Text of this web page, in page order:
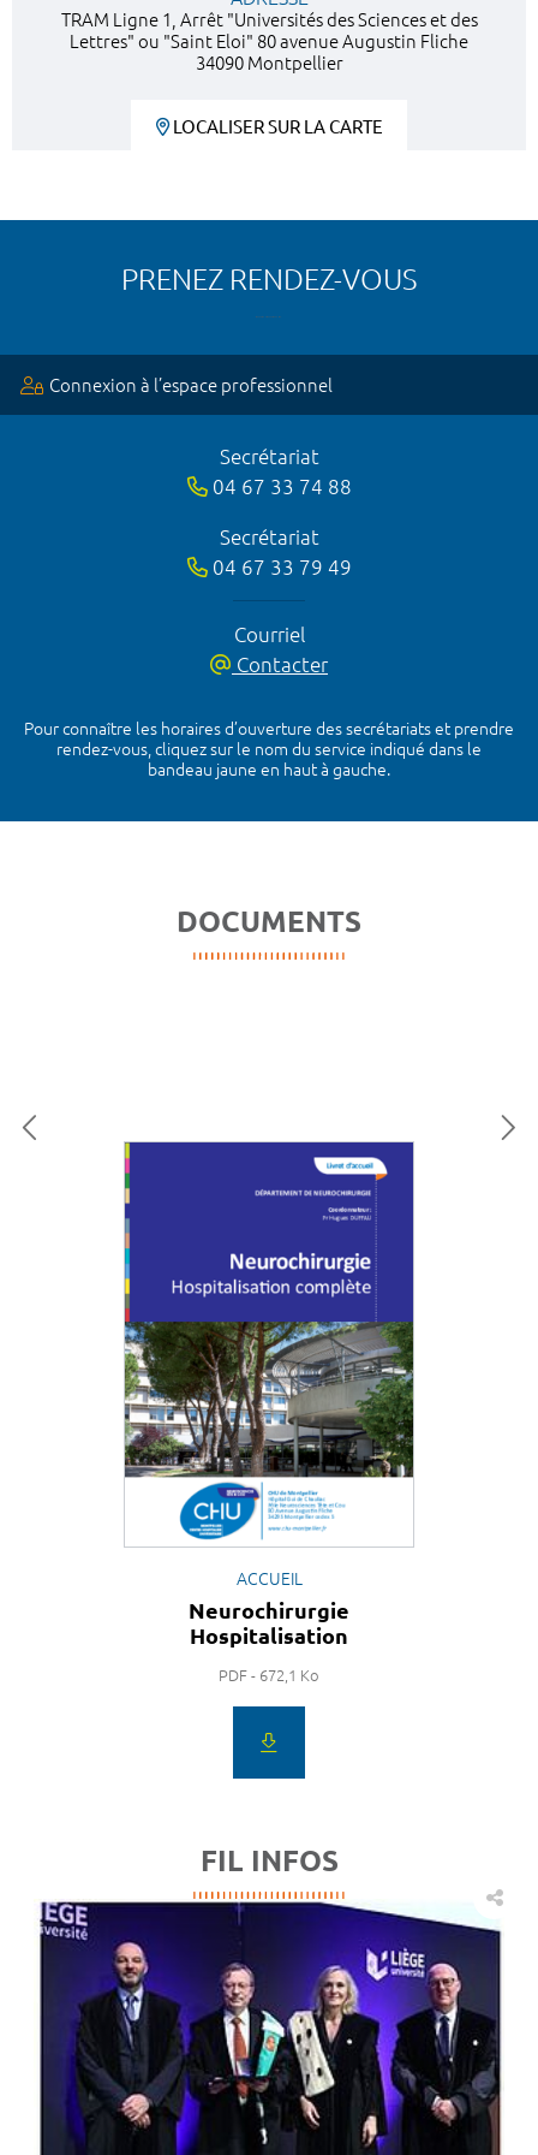
TRAM Ligne 1, Arrêt "Universités des Sciences et des
Lettres" ou "Saint Eloi" 80 avenue Augustin Fliche
34090 Montpellier
LOCALISER SUR LA CARTE
PRENEZ RENDEZ-VOUS
Connexion à l’espace professionnel
Secrétariat
04 67 33 74 88
Secrétariat
04 67 33 79 49
Courriel
Contacter
Pour connaître les horaires d’ouverture des secrétariats et prendre
rendez-vous, cliquez sur le nom du service indiqué dans le
bandeau jaune en haut à gauche.
DOCUMENTS
ACCUEIL
Neurochirurgie
Hospitalisation
PDF - 672,1 Ko
FIL INFOS